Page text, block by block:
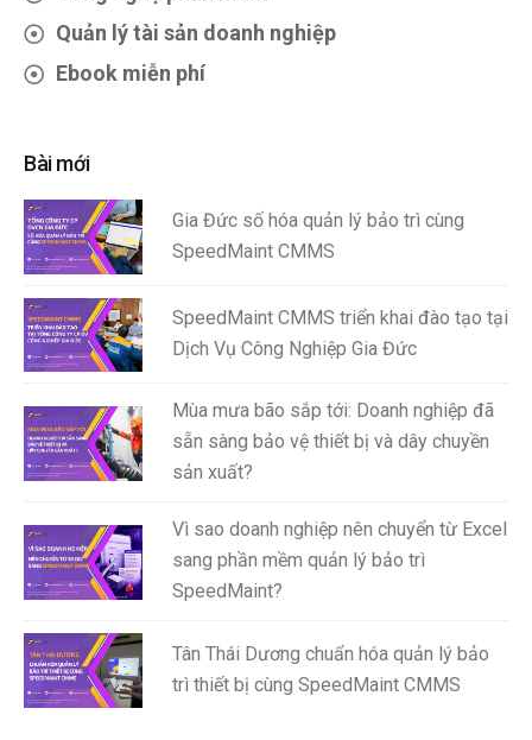
Quản lý tài sản doanh nghiệp
Ebook miễn phí
Bài mới
Gia Đức số hóa quản lý bảo trì cùng
SpeedMaint CMMS
SpeedMaint CMMS triển khai đào tạo tại
Dịch Vụ Công Nghiệp Gia Đức
Mùa mưa bão sắp tới: Doanh nghiệp đã
sẵn sàng bảo vệ thiết bị và dây chuyền
sản xuất?
Vì sao doanh nghiệp nên chuyển từ Excel
sang phần mềm quản lý bảo trì
SpeedMaint?
Tân Thái Dương chuẩn hóa quản lý bảo
trì thiết bị cùng SpeedMaint CMMS